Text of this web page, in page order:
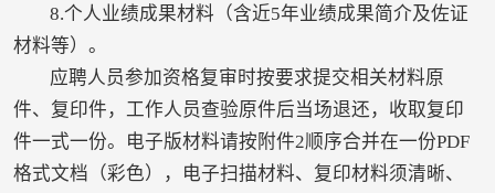
8.个人业绩成果材料（含近5年业绩成果简介及佐证
材料等）。
应聘人员参加资格复审时按要求提交相关材料原
件、复印件，工作人员查验原件后当场退还，收取复印
件一式一份。电子版材料请按附件2顺序合并在一份PDF
格式文档（彩色），电子扫描材料、复印材料须清晰、